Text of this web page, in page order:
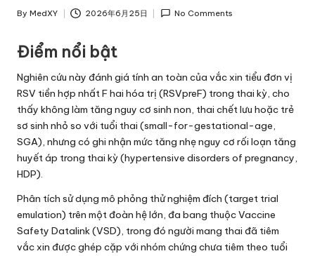
Posted
By MedXY 2026年6月25日 No Comments
Điểm nổi bật
Nghiên cứu này đánh giá tính an toàn của vắc xin tiểu đơn vị
RSV tiền hợp nhất F hai hóa trị (RSVpreF) trong thai kỳ, cho
thấy không làm tăng nguy cơ sinh non, thai chết lưu hoặc trẻ
sơ sinh nhỏ so với tuổi thai (small-for-gestational-age,
SGA), nhưng có ghi nhận mức tăng nhẹ nguy cơ rối loạn tăng
huyết áp trong thai kỳ (hypertensive disorders of pregnancy,
HDP).
Phân tích sử dụng mô phỏng thử nghiệm đích (target trial
emulation) trên một đoàn hệ lớn, đa bang thuộc Vaccine
Safety Datalink (VSD), trong đó người mang thai đã tiêm
vắc xin được ghép cặp với nhóm chứng chưa tiêm theo tuổi